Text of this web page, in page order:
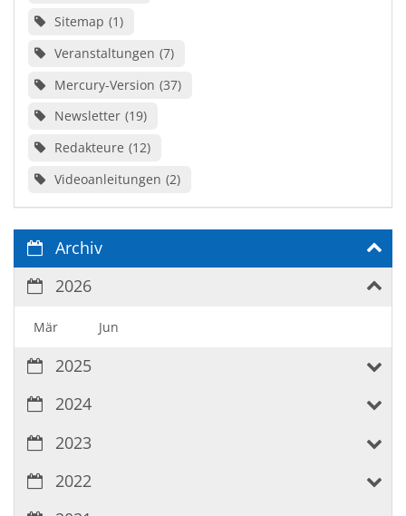
Sitemap 1
Veranstaltungen 7
Mercury-Version 37
Newsletter 19
Redakteure 12
Videoanleitungen 2
Archiv
2026
Mär Jun
2025
2024
2023
2022